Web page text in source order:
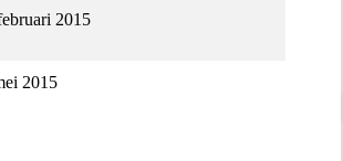
2015
2015